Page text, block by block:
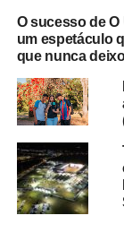
O sucesso de
um espetáculo
que nunca